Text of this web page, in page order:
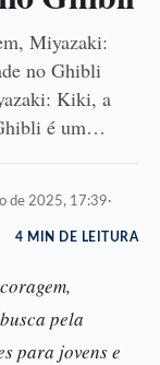
Miyazaki:
no Ghibli
Kiki, a
é um…
de 2025, 17:39·
4 MIN DE LEITURA
pela
para jovens e